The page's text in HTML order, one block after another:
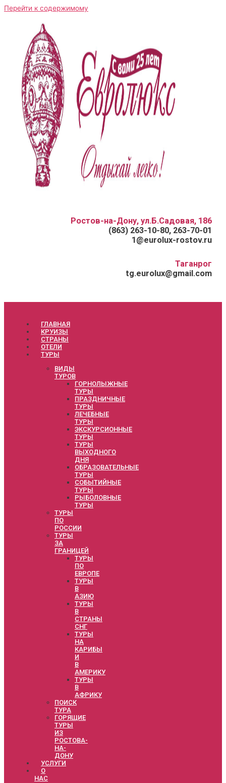
Перейти к содержимому
Ростов-на-Дону, ул.Б.Садовая, 186
(863) 263-10-80, 263-70-01
1@eurolux-rostov.ru
Таганрог
tg.eurolux@gmail.com
ГЛАВНАЯ
КРУИЗЫ
СТРАНЫ
ОТЕЛИ
ТУРЫ
ВИДЫ
ТУРОВ
ГОРНОЛЫЖНЫЕ
ТУРЫ
ПРАЗДНИЧНЫЕ
ТУРЫ
ЛЕЧЕБНЫЕ
ТУРЫ
ЭКСКУРСИОННЫЕ
ТУРЫ
ТУРЫ
ВЫХОДНОГО
ДНЯ
ОБРАЗОВАТЕЛЬНЫЕ
ТУРЫ
СОБЫТИЙНЫЕ
ТУРЫ
РЫБОЛОВНЫЕ
ТУРЫ
ТУРЫ
ПО
РОССИИ
ТУРЫ
ЗА
ГРАНИЦЕЙ
ТУРЫ
ПО
ЕВРОПЕ
ТУРЫ
В
АЗИЮ
ТУРЫ
В
СТРАНЫ
СНГ
ТУРЫ
НА
КАРИБЫ
И
В
АМЕРИКУ
ТУРЫ
В
АФРИКУ
ПОИСК
ТУРА
ГОРЯЩИЕ
ТУРЫ
ИЗ
РОСТОВА-
НА-
ДОНУ
УСЛУГИ
О
НАС